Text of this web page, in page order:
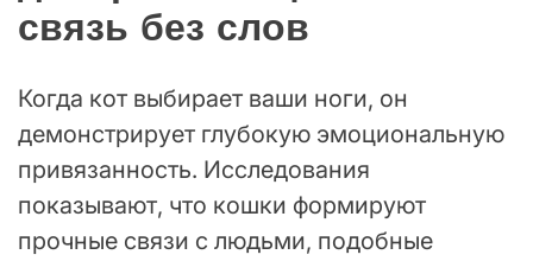
связь без слов
Когда кот выбирает ваши ноги, он
демонстрирует глубокую эмоциональную
привязанность. Исследования
показывают, что кошки формируют
прочные связи с людьми, подобные